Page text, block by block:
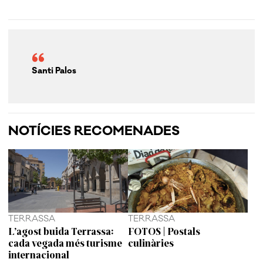
Santi Palos
NOTÍCIES RECOMENADES
TERRASSA
L’agost buida Terrassa:
cada vegada més turisme
internacional
TERRASSA
FOTOS | Postals
culinàries